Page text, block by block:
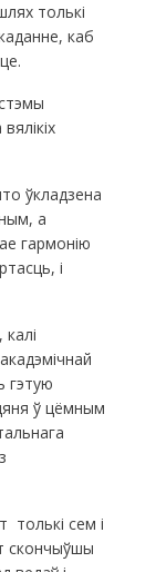
толькі
каб
ўкладзена
а
гармонію
і
гэтую
ў цёмным
толькі сем і
скончыўшы